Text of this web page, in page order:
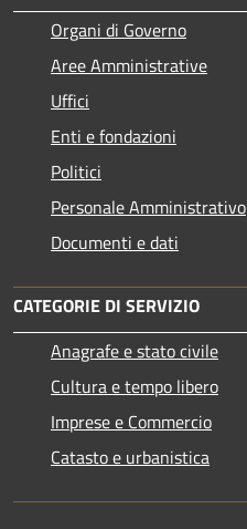
Organi di Governo
Aree Amministrative
Uffici
Enti e fondazioni
Politici
Personale Amministrativo
Documenti e dati
CATEGORIE DI SERVIZIO
Anagrafe e stato civile
Cultura e tempo libero
Imprese e Commercio
Catasto e urbanistica